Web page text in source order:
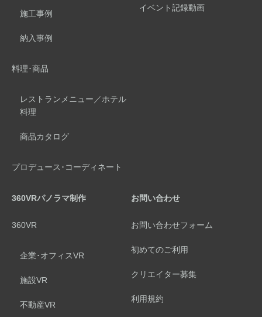
施工事例
納入事例
料理･商品
レストランメニュー／ホテル
料理
商品カタログ
プロデュース･コーディネート
イベント記録動画
360VRパノラマ制作
360VR
企業･オフィスVR
施設VR
不動産VR
お問い合わせ
お問い合わせフォーム
初めてのご利用
クリエイター募集
利用規約